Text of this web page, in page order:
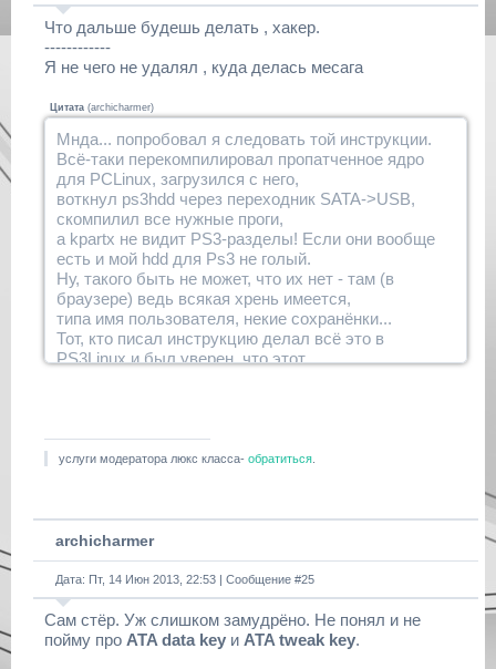
Что дальше будешь делать , хакер.
------------
Я не чего не удалял , куда делась месага
Цитата (archicharmer)
Мнда... попробовал я следовать той инструкции.
Всё-таки перекомпилировал пропатченное ядро
для PCLinux, загрузился с него,
воткнул ps3hdd через переходник SATA->USB,
скомпилил все нужные проги,
а kpartx не видит PS3-разделы! Если они вообще
есть и мой hdd для Ps3 не голый.
Ну, такого быть не может, что их нет - там (в
браузере) ведь всякая хрень имеется,
типа имя пользователя, некие сохранёнки...
Тот, кто писал инструкцию делал всё это в
PS3Linux и был уверен, что этот
услуги модератора люкс класса- обратиться
archicharmer
Дата: Пт, 14 Июн 2013, 22:53 | Сообщение #25
Сам стёр. Уж слишком замудрёно. Не понял и не
пойму про ATA data key и ATA tweak key.